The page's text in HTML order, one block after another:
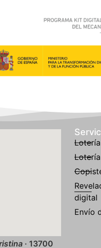
· 13700
digital
Envío